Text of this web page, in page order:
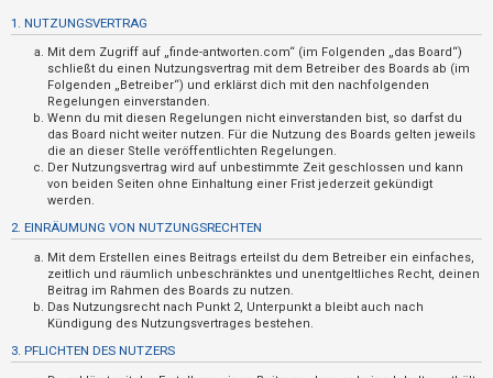
t
w
e
1. NUTZUNGSVERTRAG
Mit dem Zugriff auf „finde-antworten.com“ (im Folgenden „das Board“)
schließt du einen Nutzungsvertrag mit dem Betreiber des Boards ab (im
Folgenden „Betreiber“) und erklärst dich mit den nachfolgenden
Regelungen einverstanden.
Wenn du mit diesen Regelungen nicht einverstanden bist, so darfst du
das Board nicht weiter nutzen. Für die Nutzung des Boards gelten jeweils
die an dieser Stelle veröffentlichten Regelungen.
Der Nutzungsvertrag wird auf unbestimmte Zeit geschlossen und kann
von beiden Seiten ohne Einhaltung einer Frist jederzeit gekündigt
werden.
2. EINRÄUMUNG VON NUTZUNGSRECHTEN
Mit dem Erstellen eines Beitrags erteilst du dem Betreiber ein einfaches,
zeitlich und räumlich unbeschränktes und unentgeltliches Recht, deinen
Beitrag im Rahmen des Boards zu nutzen.
Das Nutzungsrecht nach Punkt 2, Unterpunkt a bleibt auch nach
Kündigung des Nutzungsvertrages bestehen.
3. PFLICHTEN DES NUTZERS